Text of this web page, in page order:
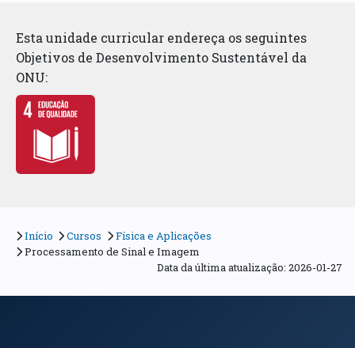
Esta unidade curricular endereça os seguintes
Objetivos de Desenvolvimento Sustentável da
ONU:
Início Cursos
Física e Aplicações
Processamento de Sinal e Imagem
Data da última atualização: 2026-01-27